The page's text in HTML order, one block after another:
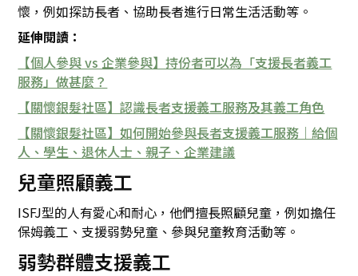
懷，例如探訪長者、協助長者進行日常生活活動等。
延伸閱讀：
【個人參與 vs 企業參與】持份者可以為「支援長者義工
服務」做甚麼？
【關懷銀髮社區】認識長者支援義工服務及其義工角色
【關懷銀髮社區】如何開始參與長者支援義工服務｜給個
人、學生、退休人士、親子、企業建議
兒童照顧義工
ISFJ型的人有愛心和耐心，他們擅長照顧兒童，例如擔任
保姆義工、支援弱勢兒童、參與兒童教育活動等。
弱勢群體支援義工